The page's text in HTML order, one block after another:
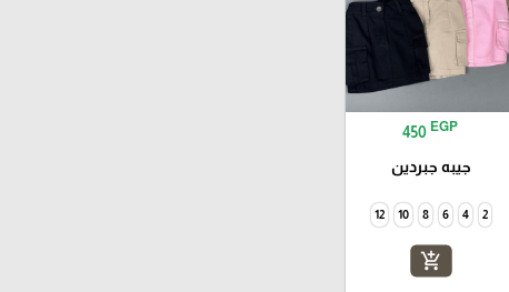
450 EGP
جيبه جبردين
2
4
6
8
10
12
add_shopping_cart